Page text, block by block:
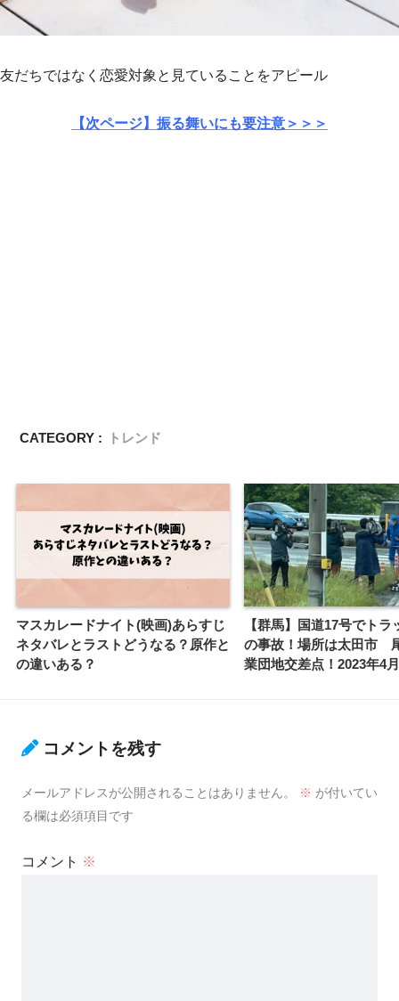
友だちではなく恋愛対象と見ていることをアピール
【次ページ】振る舞いにも要注意＞＞＞
CATEGORY : トレンド
マスカレードナイト(映画)あらすじ
ネタバレとラストどうなる？原作と
の違いある？
【群馬】国道17号でトラ
の事故！場所は太田市
業団地交差点！2023年4
コメントを残す
メールアドレスが公開されることはありません。 ※ が付いてい
る欄は必須項目です
コメント ※